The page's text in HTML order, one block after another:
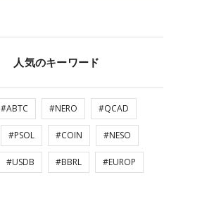
人気のキーワード
#ABTC #NERO #QCAD
#PSOL #COIN #NESO
#USDB #BBRL #EUROP